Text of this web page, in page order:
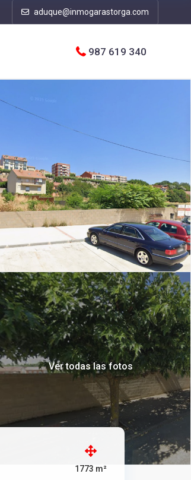
aduque@inmogarastorga.com
987 619 340
Ver todas las fotos
1773 m²